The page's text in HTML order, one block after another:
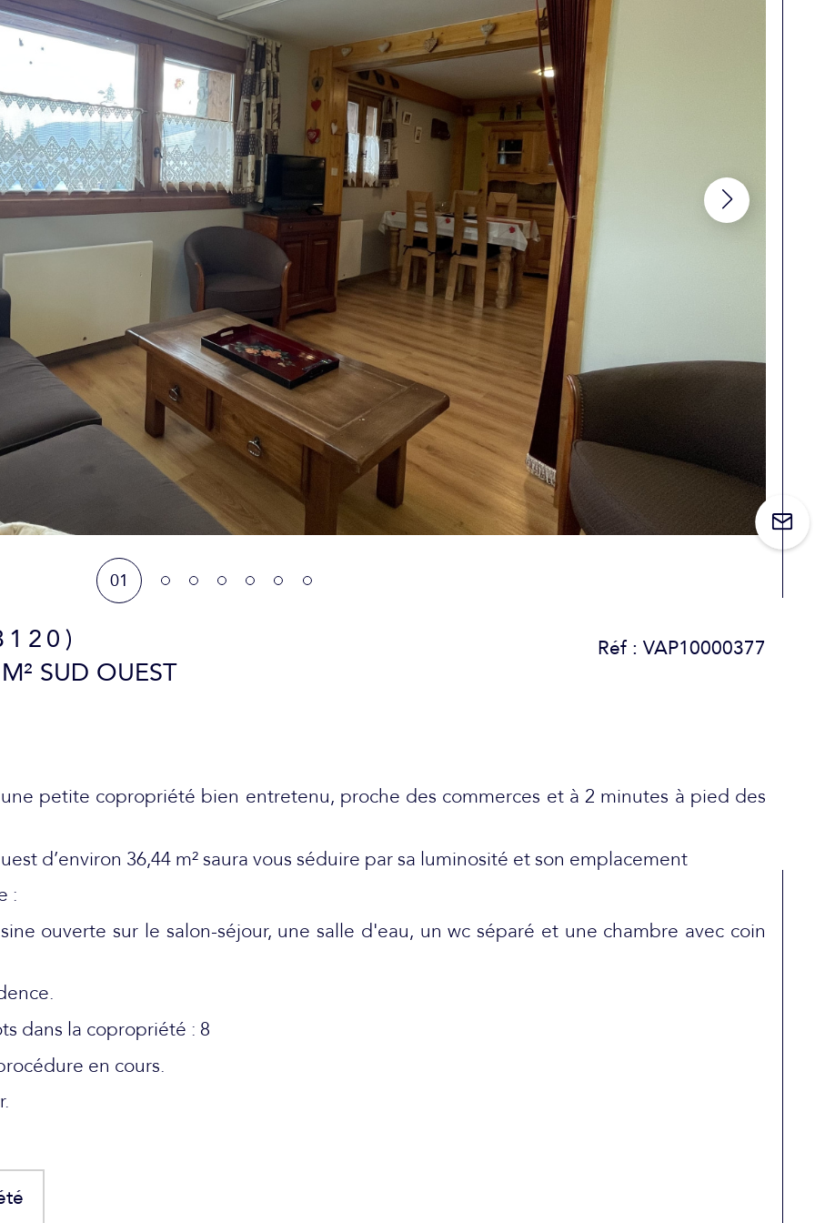
01
SUD OUEST
Réf : VAP10000377
petite copropriété bien entretenu, proche des commerces et à 2 minutes à pied des
d’environ 36,44 m² saura vous séduire par sa luminosité et son emplacement
:
ouverte sur le salon-séjour, une salle d'eau, un wc séparé et une chambre avec coin
dans la copropriété : 8
en cours.